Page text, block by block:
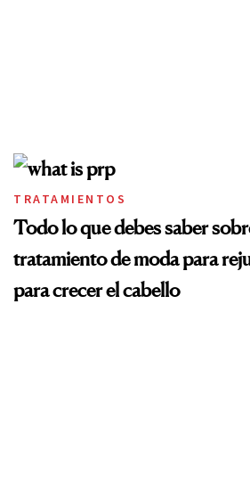
TRATAMIENTOS
Todo lo que debes saber
tratamiento de moda para
para crecer el cabello